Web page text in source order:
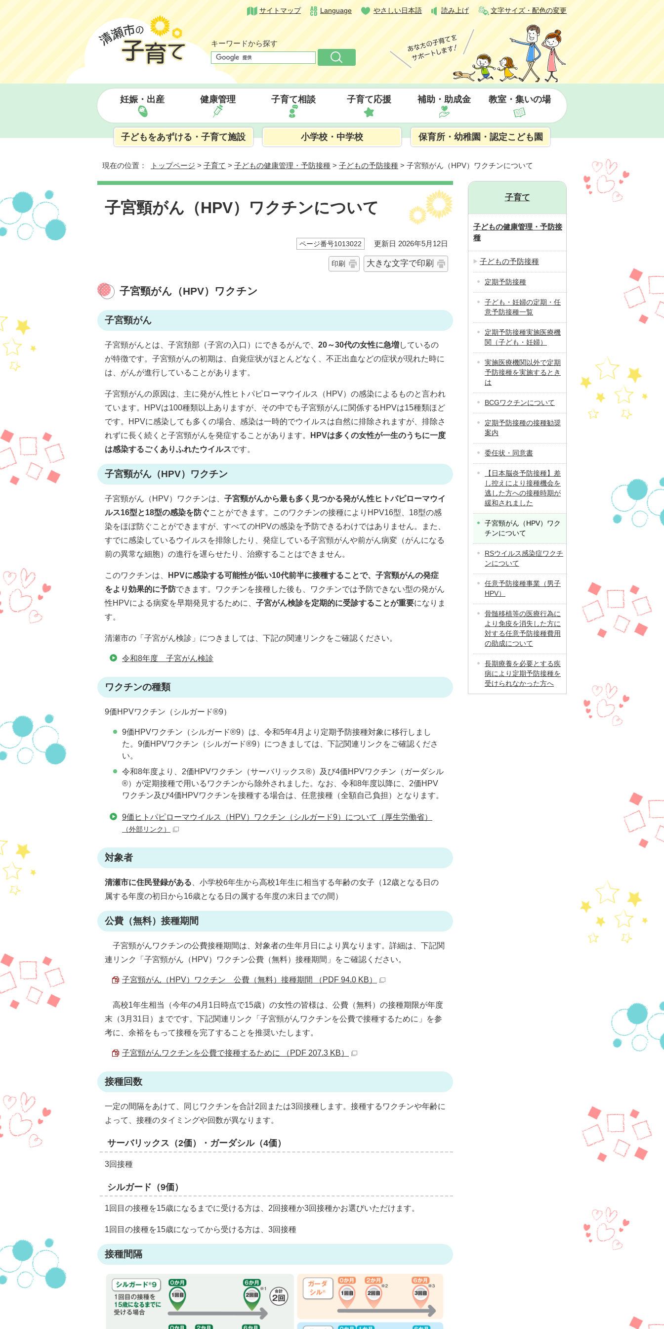
サイトマップ Language やさしい日本語 読み上げ 文字サイズ・配色の変更
キーワードから探す
妊娠・出産 健康管理 子育て相談 子育て応援 補助・助成金 教室・集いの場
子どもをあずける・子育て施設 小学校・中学校 保育所・幼稚園・認定こども園
現在の位置： トップページ > 子育て > 子どもの健康管理・予防接種 > 子どもの予防接種 > 子宮頸がん（HPV）ワクチンについて
子宮頸がん（HPV）ワクチンについて
ページ番号1013022 更新日 2026年5月12日
印刷 大きな文字で印刷
子宮頸がん（HPV）ワクチン
子宮頸がん
子宮頸がんとは、子宮頚部（子宮の入口）にできるがんで、 20～30代の女性に急増しているの
が特徴です。子宮頸がんの初期は、自覚症状がほとんどなく、不正出血などの症状が現れた時に
は、がんが進行していることがあります。
子宮頸がんの原因は、主に発がん性ヒトパピローマウイルス（HPV）の感染によるものと言われ
ています。HPVは100種類以上ありますが、その中でも子宮頸がんに関係するHPVは15種類ほど
です。HPVに感染しても多くの場合、感染は一時的でウイルスは自然に排除されますが、排除さ
れずに長く続くと子宮頸がんを発症することがあります。
HPVは多くの女性が一生のうちに一度
は感染するごくありふれたウイルスです。
子宮頸がん（HPV）ワクチン
子宮頸がん（HPV）ワクチンは、 子宮頸がんから最も多く見つかる発がん性ヒトパピローマウイ
ルス16型と18型の感染を防ぐことができます。このワクチンの接種によりHPV16型、18型の感
染をほぼ防ぐことができますが、すべてのHPVの感染を予防できるわけではありません。また、
すでに感染しているウイルスを排除したり、発症している子宮頸がんや前がん病変（がんになる
前の異常な細胞）の進行を遅らせたり、治療することはできません。
このワクチンは、
HPVに感染する可能性が低い10代前半に接種することで、子宮頸がんの発症
をより効果的に予防できます。ワクチンを接種した後も、ワクチンでは予防できない型の発がん
性HPVによる病変を早期発見するために、 子宮がん検診を定期的に受診することが重要になりま
す。
清瀬市の「子宮がん検診」につきましては、下記の関連リンクをご確認ください。
令和8年度 子宮がん検診
ワクチンの種類
9価HPVワクチン（シルガード®9）
9価HPVワクチン（シルガード®9）は、令和5年4月より定期予防接種対象に移行しまし
た。9価HPVワクチン（シルガード®9）につきましては、下記関連リンクをご確認くださ
い。
令和8年度より、2価HPVワクチン（サーバリックス®）及び4価HPVワクチン（ガーダシル
®）が定期接種で用いるワクチンから除外されました。なお、令和8年度以降に、2価HPV
ワクチン及び4価HPVワクチンを接種する場合は、任意接種（全額自己負担）となります。
9価ヒトパピローマウイルス（HPV）ワクチン（シルガード9）について（厚生労働省）
（外部リンク）
対象者
清瀬市に住民登録がある 、小学校6年生から高校1年生に相当する年齢の女子（12歳となる日の
属する年度の初日から16歳となる日の属する年度の末日までの間）
公費（無料）接種期間
子宮頸がんワクチンの公費接種期間は、対象者の生年月日により異なります。詳細は、下記関
連リンク「子宮頸がん（HPV）ワクチン公費（無料）接種期間」をご確認ください。
子宮頸がん（HPV）ワクチン 公費（無料）接種期間 （PDF 94.0 KB）
高校1年生相当（今年の4月1日時点で15歳）の女性の皆様は、公費（無料）の接種期限が年度
末（3月31日）までです。下記関連リンク「子宮頸がんワクチンを公費で接種するために」を参
考に、余裕をもって接種を完了することを推奨いたします。
子宮頸がんワクチンを公費で接種するために （PDF 207.3 KB）
接種回数
一定の間隔をあけて、同じワクチンを合計2回または3回接種します。接種するワクチンや年齢に
よって、接種のタイミングや回数が異なります。
サーバリックス（2価）・ガーダシル（4価）
3回接種
シルガード（9価）
1回目の接種を15歳になるまでに受ける方は、2回接種か3回接種かお選びいただけます。
1回目の接種を15歳になってから受ける方は、3回接種
接種間隔
子育て
子どもの健康管理・予防接
種
子どもの予防接種
定期予防接種
子ども・妊婦の定期・任
意予防接種一覧
定期予防接種実施医療機
関（子ども・妊婦）
実施医療機関以外で定期
予防接種を実施するとき
は
BCGワクチンについて
定期予防接種の接種勧奨
案内
委任状・同意書
【日本脳炎予防接種】差
し控えにより接種機会を
逃した方への接種時期が
緩和されました
子宮頸がん（HPV）ワク
チンについて
RSウイルス感染症ワクチ
ンについて
任意予防接種事業（男子
HPV）
骨髄移植等の医療行為に
より免疫を消失した方に
対する任意予防接種費用
の助成について
長期療養を必要とする疾
病により定期予防接種を
受けられなかった方へ